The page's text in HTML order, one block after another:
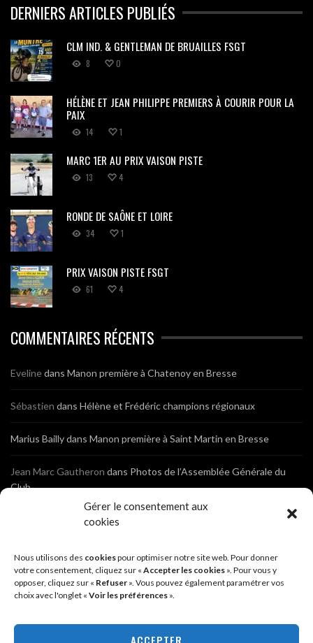
Gérer le consentement aux
cookies
Nous utilisons des cookiespour optimiser notre site web. Pour donner
votre consentement, cliquez sur « Accepter les cookies ». Pour vous y
opposer, cliquez sur « Refuser ». Vous pouvez également paramétrer vos
choix avec l'onglet « Voir les préférences ».
ACCEPTER
DERNIERS ARTICLES PUBLIÉS
CLM IND. & GENTLEMAN DE BRUAILLES FSGT
8 0
HÉLÈNE ET JEAN PHILIPPE PREMIERS À COURIR POUR LA
PAIX
14 1
MARC 1ER AU PRIX VAISON PISTE
13 4
RONDE DE SAÔNE ET LOIRE
34 1
PRIX VAISON PISTE FSGT
61 4
COMMENTAIRES RÉCENTS
Evelinedans Manon première à Chatenoy en Bresse
Sébastien dans Hélène et Frédéric champions régionaux
Marius Baillydans Manon première à Saint Martin en Bresse
Jean Marc Gautheron dans Photos de l’Assemblée Générale du
Club
Photos de l’Assemblée Générale du Club
Sébastien dans Cyclocross de Brochon (21)
Breniauxdans Cyclocross de Brochon (21)